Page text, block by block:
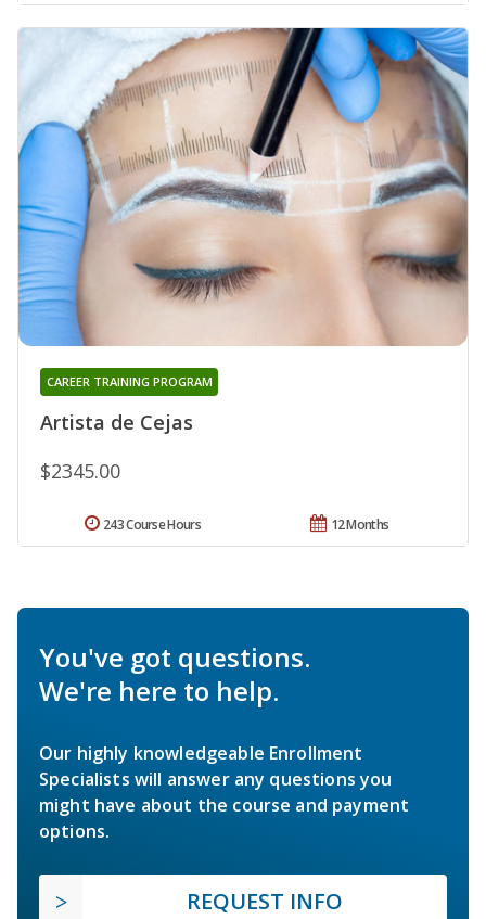
Artista de Cejas
CAREER TRAINING PROGRAM
$2345.00
12 Months
243 Course Hours
You've got questions.
We're here to help.
Our highly knowledgeable Enrollment
Specialists will answer any questions you
might have about the course and payment
options.
REQUEST INFO